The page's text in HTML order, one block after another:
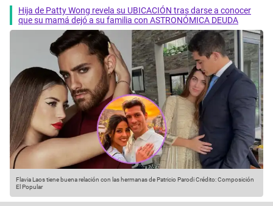
Hija de Patty Wong revela su UBICACIÓN tras darse a conocer
que su mamá dejó a su familia con ASTRONÓMICA DEUDA
Flavia Laos tiene buena relación con las hermanas de Patricio ParodiCrédito: Composición
El Popular